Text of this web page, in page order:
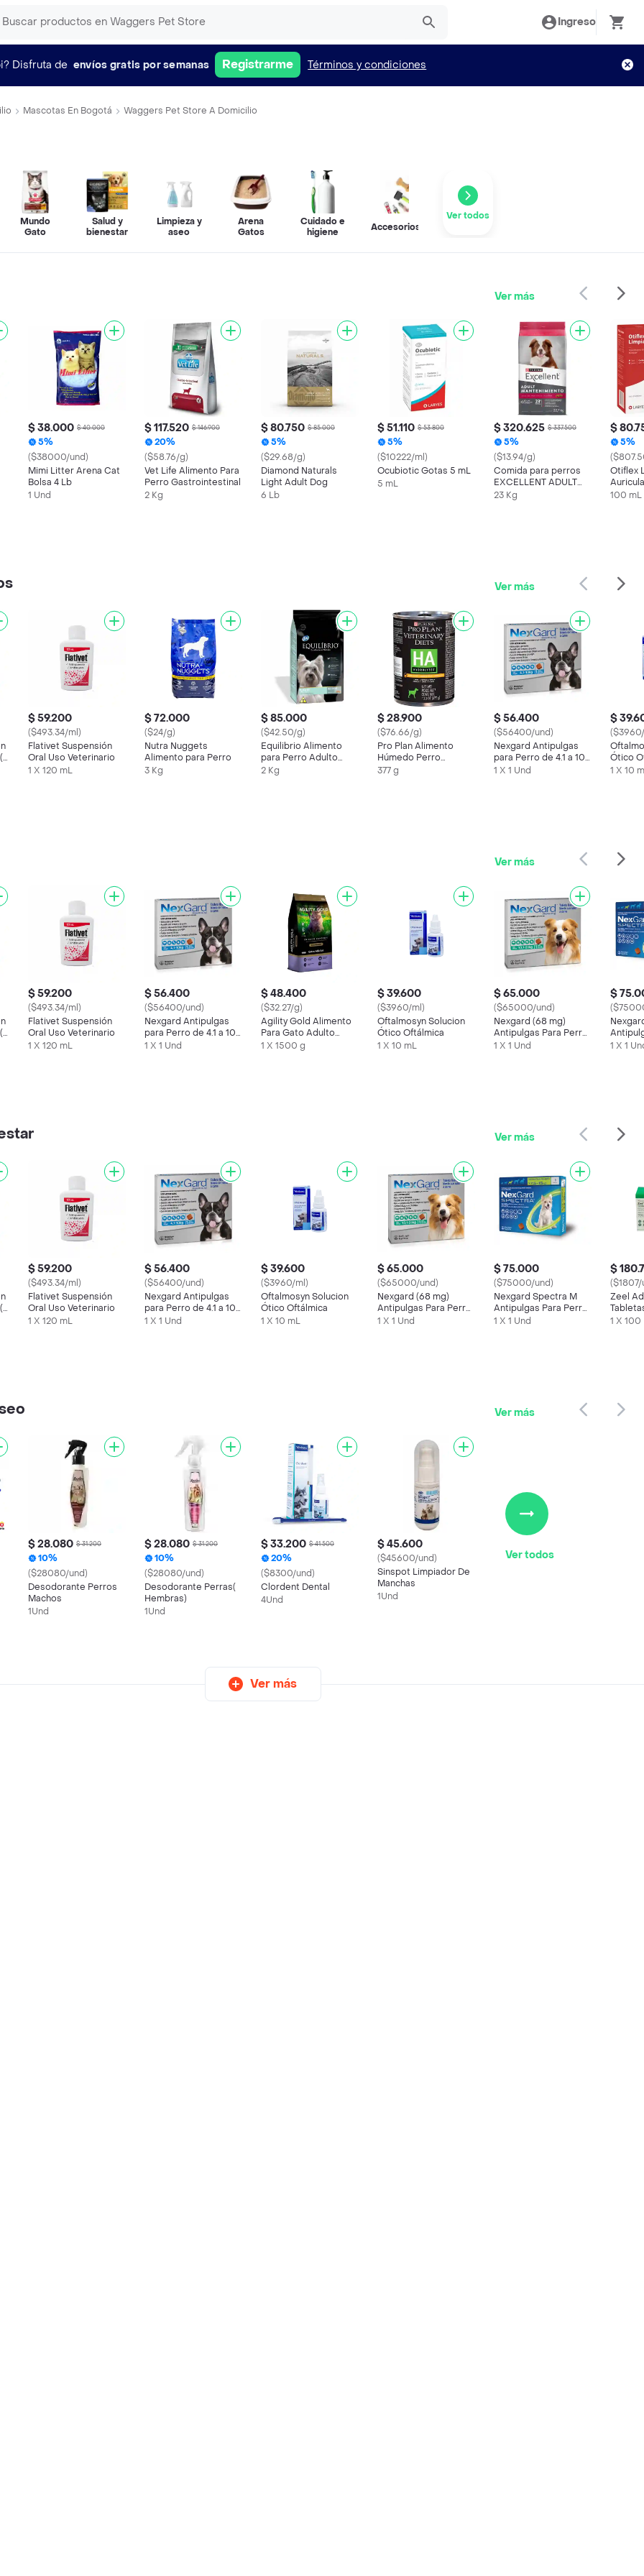
Ingreso
Disfruta de envíos gratis por semanas Registrarme Términos y condiciones
Mascotas En Bogotá Waggers Pet Store A Domicilio
Mundo
Gato
Salud y
bienestar
Limpieza y
aseo
Arena
Gatos
Cuidado e
higiene
Accesorios
Ver todos
Ver más
$ 38.000 $ 40.000
5%
($38000/und)
Mimi Litter Arena Cat
Bolsa 4 Lb
1 Und
$ 117.520 $ 146.900
20%
($58.76/g)
Vet Life Alimento Para
Perro Gastrointestinal
2 Kg
$ 80.750 $ 85.000
5%
($29.68/g)
Diamond Naturals
Light Adult Dog
6 Lb
$ 51.110 $ 53.800
5%
($10222/ml)
Ocubiotic Gotas 5 mL
5 mL
$ 320.625 $ 337.500
5%
($13.94/g)
Comida para perros
EXCELLENT ADULT
Mantenimiento x 22,7
23 Kg
$
5%
Otiflex
100 mL
Ver más
$ 59.200
($493.34/ml)
Flativet Suspensión
Oral Uso Veterinario
1 X 120 mL
$ 72.000
($24/g)
Nutra Nuggets
Alimento para Perro
3 Kg
$ 85.000
($42.50/g)
Equilibrio Alimento
para Perro Adulto
Raza Pequeña Light
2 Kg
$ 28.900
($76.66/g)
Pro Plan Alimento
Húmedo Perro
Veterinary Diet ha
377 g
$ 56.400
($56400/und)
Nexgard Antipulgas
para Perro de 4.1 a 10
Kg Sabor a Carne
1 X 1 Und
$
Ótico
1 X 10
Ver más
$ 59.200
($493.34/ml)
Flativet Suspensión
Oral Uso Veterinario
1 X 120 mL
$ 56.400
($56400/und)
Nexgard Antipulgas
para Perro de 4.1 a 10
Kg Sabor a Carne
1 X 1 Und
$ 48.400
($32.27/g)
Agility Gold Alimento
Para Gato Adulto
Esterilizado
1 X 1500 g
$ 39.600
($3960/ml)
Oftalmosyn Solucion
Ótico Oftálmica
1 X 10 mL
$ 65.000
($65000/und)
Nexgard (68 mg)
Antipulgas Para Perro
10.1-25 Kg
1 X 1 Und
$
7.5-15
1 X 1
Ver más
$ 59.200
($493.34/ml)
Flativet Suspensión
Oral Uso Veterinario
1 X 120 mL
$ 56.400
($56400/und)
Nexgard Antipulgas
para Perro de 4.1 a 10
Kg Sabor a Carne
1 X 1 Und
$ 39.600
($3960/ml)
Oftalmosyn Solucion
Ótico Oftálmica
1 X 10 mL
$ 65.000
($65000/und)
Nexgard (68 mg)
Antipulgas Para Perro
10.1-25 Kg
1 X 1 Und
$ 75.000
($75000/und)
Nexgard Spectra M
Antipulgas Para Perro
7.5-15 Kg
1 X 1 Und
$
($1807/
Zeel
1 X 100
Ver más
$ 28.080 $ 31.200
10%
($28080/und)
Desodorante Perros
Machos
1Und
$ 28.080 $ 31.200
10%
($28080/und)
Desodorante Perras(
Hembras)
1Und
$ 33.200 $ 41.500
20%
($8300/und)
Clordent Dental
4Und
$ 45.600
($45600/und)
Sinspot Limpiador De
Manchas
1Und
Ver todos
Ver más